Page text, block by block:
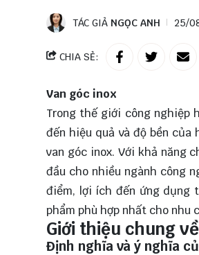
TÁC GIẢ NGỌC ANH 25/
CHIA SẺ:
Van góc inox
Trong thế giới công nghiệp
đến hiệu quả và độ bền
van góc inox. Với khả năng
đầu cho nhiều ngành công
điểm, lợi ích đến ứng dụng
phẩm phù hợp nhất cho nhu
Giới thiệu chung
Định nghĩa và ý nghĩa